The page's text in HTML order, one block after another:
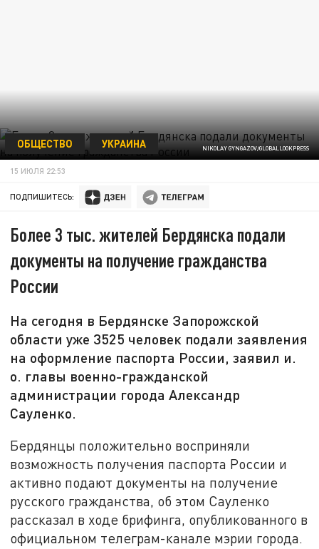
NIKOLAY GYNGAZOV/GLOBALLOOKPRESS
ОБЩЕСТВО УКРАИНА
15 ИЮЛЯ 22:53
ПОДПИШИТЕСЬ:
Более 3 тыс. жителей Бердянска подали
документы на получение гражданства
России
На сегодня в Бердянске Запорожской
области уже 3525 человек подали заявления
на оформление паспорта России, заявил и.
о. главы военно-гражданской
администрации города Александр
Сауленко.
Бердянцы положительно восприняли
возможность получения паспорта России и
активно подают документы на получение
русского гражданства, об этом Сауленко
рассказал в ходе брифинга, опубликованного в
официальном телеграм-канале мэрии города.